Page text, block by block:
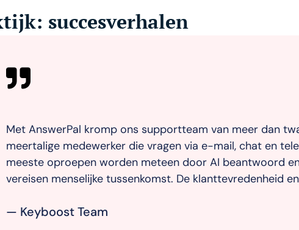
succesverhalen
van meer dan twaalf medewerkers naar één
via e-mail, chat en telefoon in zes talen afhandelt. De
door AI beantwoord en slechts enkele vragen
De klanttevredenheid en efficiëntie zijn sterk gestegen.